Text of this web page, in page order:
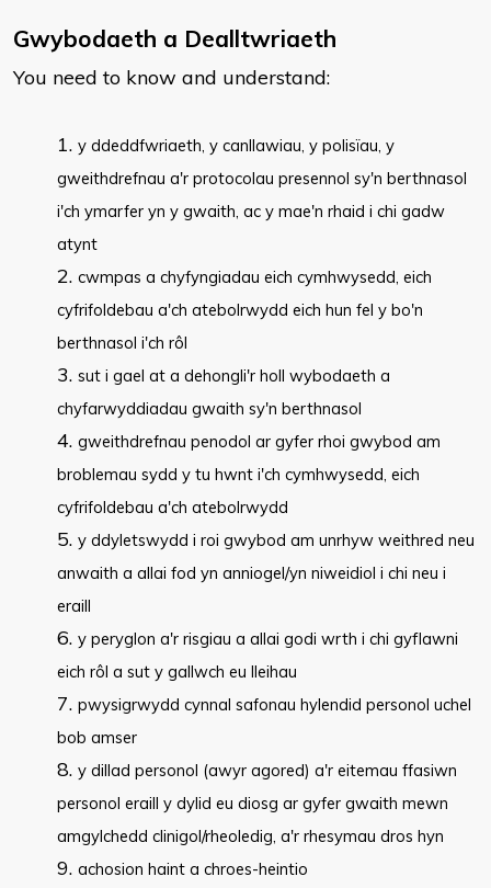
Gwybodaeth a Dealltwriaeth
You need to know and understand:
​y ddeddfwriaeth, y canllawiau, y polisïau, y
gweithdrefnau a'r protocolau presennol sy'n berthnasol
i'ch ymarfer yn y gwaith, ac y mae'n rhaid i chi gadw
atynt
cwmpas a chyfyngiadau eich cymhwysedd, eich
cyfrifoldebau a'ch atebolrwydd eich hun fel y bo'n
berthnasol i'ch rôl
sut i gael at a dehongli'r holl wybodaeth a
chyfarwyddiadau gwaith sy'n berthnasol
gweithdrefnau penodol ar gyfer rhoi gwybod am
broblemau sydd y tu hwnt i'ch cymhwysedd, eich
cyfrifoldebau a'ch atebolrwydd
y ddyletswydd i roi gwybod am unrhyw weithred neu
anwaith a allai fod yn anniogel/yn niweidiol i chi neu i
eraill
y peryglon a'r risgiau a allai godi wrth i chi gyflawni
eich rôl a sut y gallwch eu lleihau
pwysigrwydd cynnal safonau hylendid personol uchel
bob amser
y dillad personol (awyr agored) a'r eitemau ffasiwn
personol eraill y dylid eu diosg ar gyfer gwaith mewn
amgylchedd clinigol/rheoledig, a'r rhesymau dros hyn
achosion haint a chroes-heintio